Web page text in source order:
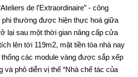
de l’Extraordinaire” - công
thường được hiện thực hoá giữa
lại sau một thời gian nâng cấp cửa
lên tới 119m2, mặt tiền tòa nhà nay
các module vàng được sắp xếp
và phô diễn vị thế “Nhà chế tác của